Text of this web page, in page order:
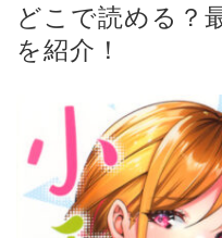
どこで読める？
を紹介！